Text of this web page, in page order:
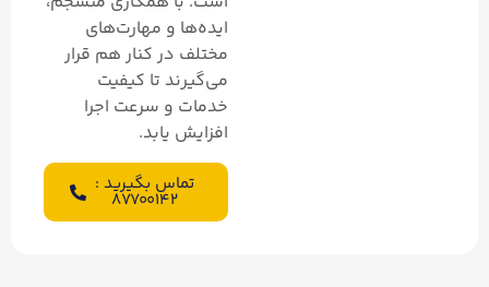
ایده‌ها و مهارت‌های
مختلف در کنار هم قرار
می‌گیرند تا کیفیت
خدمات و سرعت اجرا
افزایش یابد.
تماس بگیرید :
۸۷۷۰۰۱۴۲